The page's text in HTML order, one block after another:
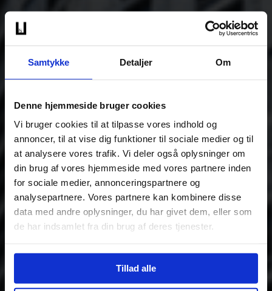
Samtykke Detaljer Om
Denne hjemmeside bruger cookies
Vi bruger cookies til at tilpasse vores indhold og
annoncer, til at vise dig funktioner til sociale medier og til
at analysere vores trafik. Vi deler også oplysninger om
din brug af vores hjemmeside med vores partnere inden
for sociale medier, annonceringspartnere og
analysepartnere. Vores partnere kan kombinere disse
data med andre oplysninger, du har givet dem, eller som
de har indsamlet fra din brug af deres tjenester.
Tillad alle